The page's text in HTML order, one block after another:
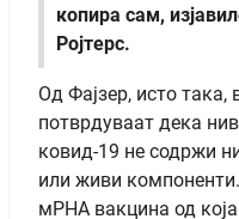
копира сам,
Ројтерс.
Од Фајзер, исто така,
потврдуваат дека
ковид-19 не содржи
или живи
мРНА вакцина од која